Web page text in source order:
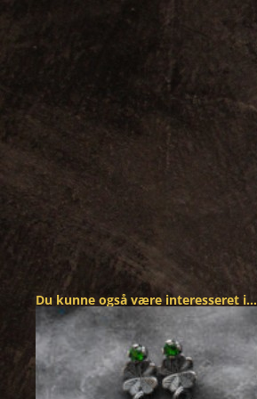
Du kunne også være interesseret i…